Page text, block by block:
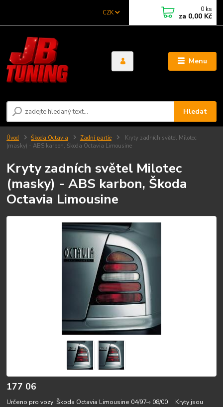
Menu
CZK
Hledat
0 ks
za 0,00 Kč
Úvod Škoda Octavia Zadní partie
Kryty zadních světel Milotec
(masky) - ABS karbon, Škoda Octavia Limousine
Kryty zadních světel Milotec
(masky) - ABS karbon, Škoda
Octavia Limousine
177 06
Určeno pro vozy: Škoda Octavia Limousine 04/97–› 08/00 Kryty jsou